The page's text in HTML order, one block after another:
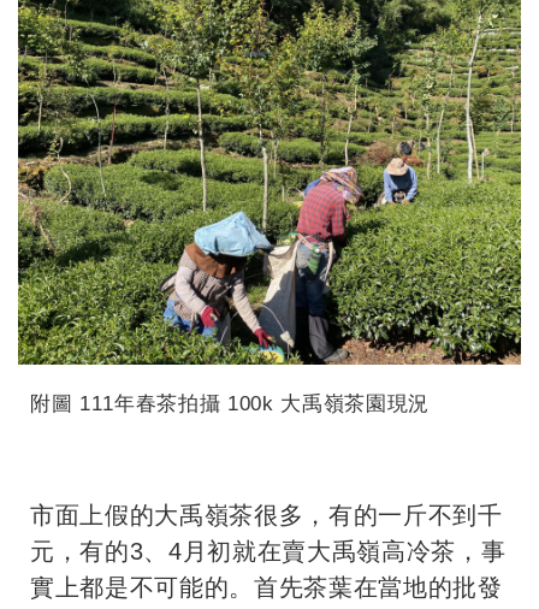
附圖 111年春茶拍攝 100k 大禹嶺茶園現況
市面上假的大禹嶺茶很多，有的一斤不到千
元，有的3、4月初就在賣大禹嶺高冷茶，事
實上都是不可能的。首先茶葉在當地的批發